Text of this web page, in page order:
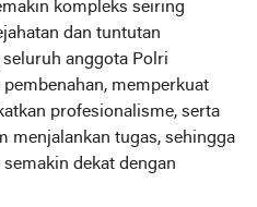
kompleks seiring
dan tuntutan
seluruh anggota Polri
memperkuat
profesionalisme, serta
menjalankan tugas, sehingga
dekat dengan